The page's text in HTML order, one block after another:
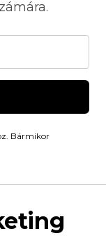
Bármikor